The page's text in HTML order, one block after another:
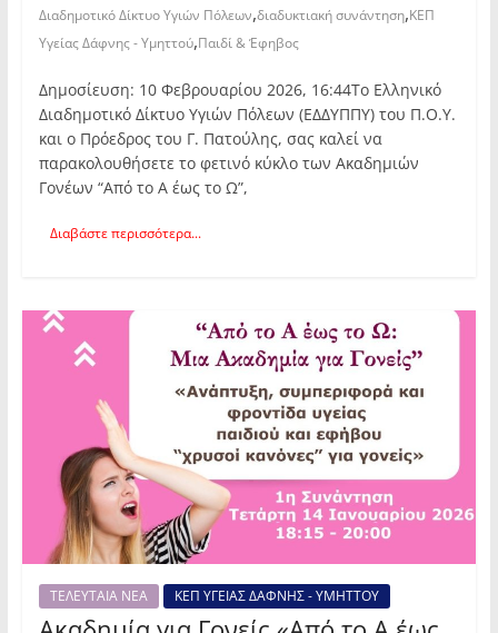
Διαδημοτικό Δίκτυο Υγιών Πόλεων,διαδυκτιακή συνάντηση,ΚΕΠ
Υγείας Δάφνης - Υμηττού,Παιδί & Έφηβος
Δημοσίευση: 10 Φεβρουαρίου 2026, 16:44Το Ελληνικό
Διαδημοτικό Δίκτυο Υγιών Πόλεων (ΕΔΔΥΠΠΥ) του Π.Ο.Υ.
και ο Πρόεδρος του Γ. Πατούλης, σας καλεί να
παρακολουθήσετε το φετινό κύκλο των Ακαδημιών
Γονέων “Από το Α έως το Ω”,
Διαβάστε περισσότερα...
ΤΕΛΕΥΤΑΙΑ ΝΕΑ ΚΕΠ ΥΓΕΙΑΣ ΔΑΦΝΗΣ - ΥΜΗΤΤΟΥ